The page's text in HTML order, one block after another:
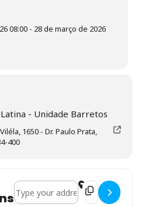
08:00 - 28 de março de 2026
- Unidade Barretos
1650 - Dr. Paulo Prata,
400
Address - EndoscopiaDestination